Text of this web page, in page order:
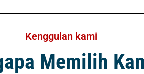
Kenggulan kami
Memilih